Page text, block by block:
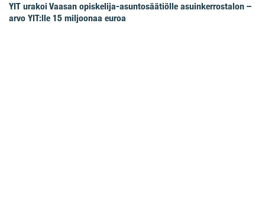
YIT urakoi Vaasan opiskelija-asuntosäätiölle asuinkerrostalon –
arvo YIT:lle 15 miljoonaa euroa